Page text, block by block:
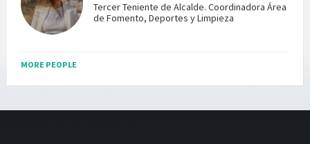
Tercer Teniente de Alcalde. Coordinadora Área
de Fomento, Deportes y Limpieza
MORE PEOPLE